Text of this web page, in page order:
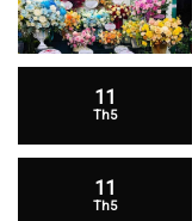
11
Th5
11
Th5